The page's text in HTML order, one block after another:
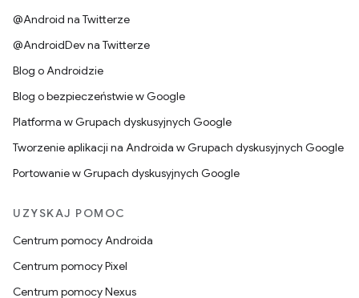
@Android na Twitterze
@AndroidDev na Twitterze
Blog o Androidzie
Blog o bezpieczeństwie w Google
Platforma w Grupach dyskusyjnych Google
Tworzenie aplikacji na Androida w Grupach dyskusyjnych Google
Portowanie w Grupach dyskusyjnych Google
UZYSKAJ POMOC
Centrum pomocy Androida
Centrum pomocy Pixel
Centrum pomocy Nexus